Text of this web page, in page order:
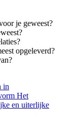
je geweest?
opgeleverd?
in
Het
en uiterlijke